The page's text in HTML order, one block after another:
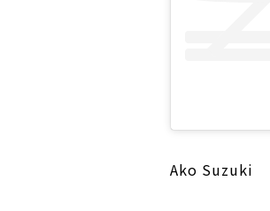
Ako Suzuki